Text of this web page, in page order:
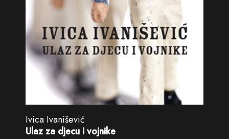
Ivica Ivanišević
Ulaz za djecu i vojnike